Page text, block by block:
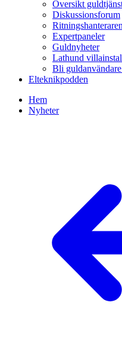
Översikt
Diskussionsforum
Expertpaneler
Guldnyheter
Lathund
Bli
Elteknikpodden
Hem
Nyheter